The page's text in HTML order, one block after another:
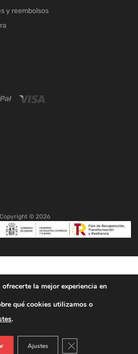
y reembolsos
Copyright © 2026
la mejor experiencia en
qué cookies utilizamos o
.
Ajustes Cerrar el banner de